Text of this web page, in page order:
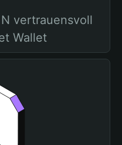
vertrauensvoll
Wallet